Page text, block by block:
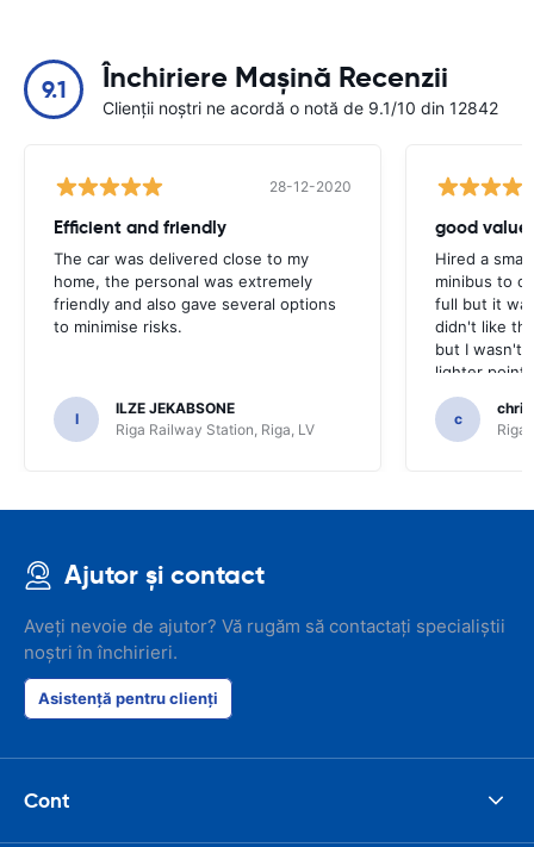
9.1 Închiriere Mașină Recenzii
Clienții noștri ne acordă o notă de 9.1/10 din 12842
28-12-2020
Efficient and friendly
The car was delivered close to my
home, the personal was extremely
friendly and also gave several options
to minimise risks.
I
ILZE JEKABSONE
Riga Railway Station, Riga, LV
good value
Hired a
minibus to
full but it
didn't like
but I wasn't
lighter point
nav lead
off. All in all
complaints
c
Riga
Ajutor și contact
Aveți nevoie de ajutor? Vă rugăm să contactați specialiștii
noștri în închirieri.
Asistență pentru clienți
Cont